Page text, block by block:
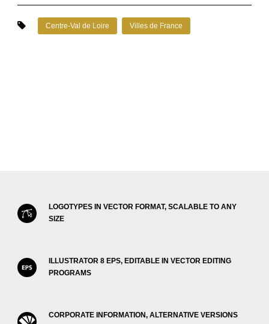
Centre-Val de Loire Villes de France
LOGOTYPES IN VECTOR FORMAT, SCALABLE TO ANY
SIZE
ILLUSTRATOR 8 EPS, EDITABLE IN VECTOR EDITING
PROGRAMS
CORPORATE INFORMATION, ALTERNATIVE VERSIONS